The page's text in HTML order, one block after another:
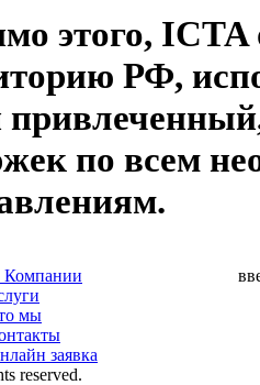
этого, ICTA
РФ,
по всем
мы
заявка
reserved.